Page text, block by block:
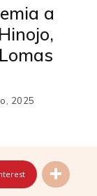
a
2025